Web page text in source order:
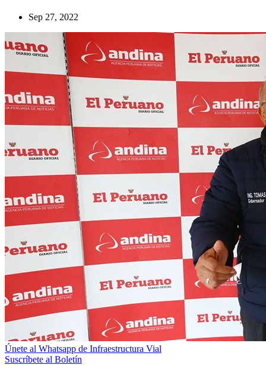
Sep 27, 2022
Únete al Whatsapp de Infraestructura Vial
Suscríbete al Boletín